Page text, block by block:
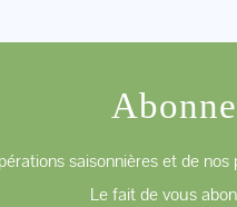
saisonnières et de
Le fait de vous